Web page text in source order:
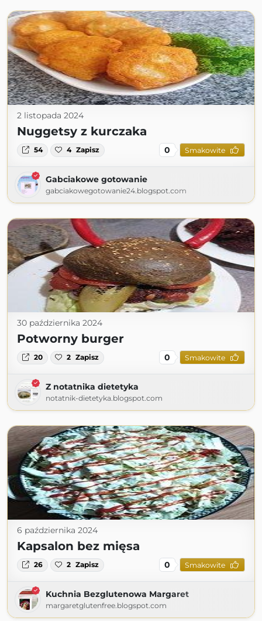
2 listopada 2024
Nuggetsy z kurczaka
54 4 Zapisz 0 Smakowite
Gabciakowe gotowanie
gabciakowegotowanie24.blogspot.com
30 października 2024
Potworny burger
20 2 Zapisz 0 Smakowite
Z notatnika dietetyka
notatnik-dietetyka.blogspot.com
6 października 2024
Kapsalon bez mięsa
26 2 Zapisz 0 Smakowite
Kuchnia Bezglutenowa Margaret
margaretglutenfree.blogspot.com